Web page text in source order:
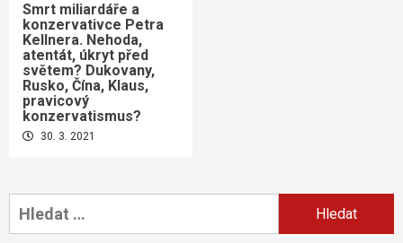
Smrt miliardáře a
konzervativce Petra
Kellnera. Nehoda,
atentát, úkryt před
světem? Dukovany,
Rusko, Čína, Klaus,
pravicový
konzervatismus?
30. 3. 2021
Vyhledávání